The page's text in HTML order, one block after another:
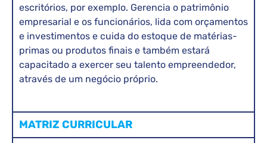
escritórios, por exemplo. Gerencia o patrimônio
empresarial e os funcionários, lida com orçamentos
e investimentos e cuida do estoque de matérias-
primas ou produtos finais e também estará
capacitado a exercer seu talento empreendedor,
através de um negócio próprio.
MATRIZ CURRICULAR